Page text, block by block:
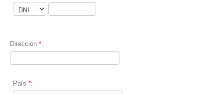
Dirección *:
País *: